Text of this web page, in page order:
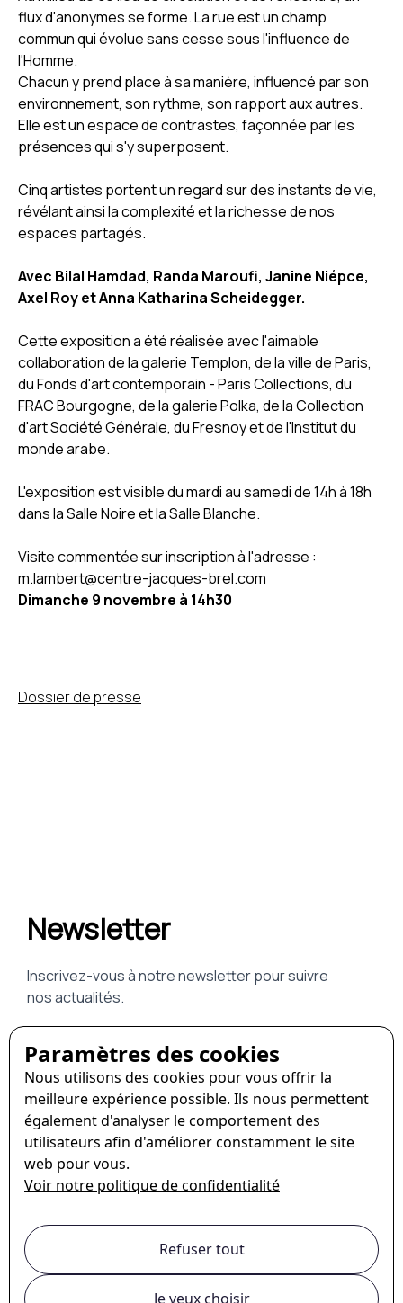
flux d'anonymes se forme. La rue est un champ
commun qui évolue sans cesse sous l'influence de
l'Homme.
Chacun y prend place à sa manière, influencé par son
environnement, son rythme, son rapport aux autres.
Elle est un espace de contrastes, façonnée par les
présences qui s'y superposent.
Cinq artistes portent un regard sur des instants de vie,
révélant ainsi la complexité et la richesse de nos
espaces partagés.
Avec Bilal Hamdad, Randa Maroufi, Janine Niépce,
Axel Roy et Anna Katharina Scheidegger.
Cette exposition a été réalisée avec l'aimable
collaboration de la galerie Templon, de la ville de Paris,
du Fonds d'art contemporain - Paris Collections, du
FRAC Bourgogne, de la galerie Polka, de la Collection
d'art Société Générale, du Fresnoy et de l'Institut du
monde arabe.
L'exposition est visible du mardi au samedi de 14h à 18h
dans la Salle Noire et la Salle Blanche.
Visite commentée sur inscription à l'adresse :
m.lambert@centre-jacques-brel.com
Dimanche 9 novembre à 14h30
Dossier de presse
Paramètres des cookies
Nous utilisons des cookies pour vous offrir la
meilleure expérience possible. Ils nous permettent
également d'analyser le comportement des
utilisateurs afin d'améliorer constamment le site
web pour vous.
Voir notre politique de confidentialité
Refuser tout
Je veux choisir